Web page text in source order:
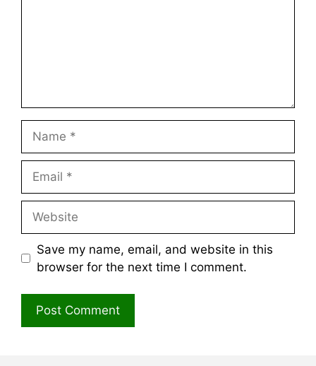
Save my name, email, and website in this
browser for the next time I comment.